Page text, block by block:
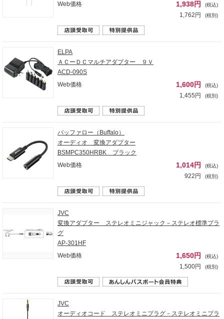
Web価格 1,938円 (税込)
1,762円 (税別)
ELPA
ＡＣーＤＣマルチアダプター ９Ｖ
ACD-090S
Web価格
1,600円 (税込)
1,455円 (税別)
バッファロー（Buffalo）
オーディオ 変換アダプター
BSMPC350HRBK ブラック
Web価格
1,014円 (税込)
922円 (税別)
JVC
変換アダプター ステレオミニジャック－ステレオ標準プラ
グ
AP-301HF
Web価格
1,650円 (税込)
1,500円 (税別)
JVC
オーディオコード ステレオミニプラグ－ステレオミニプラ